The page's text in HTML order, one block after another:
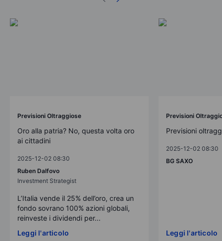
Previsioni Oltraggiose
Oro alla patria? No, questa volta oro
ai cittadini
2025-12-02 08:30
Ruben Dalfovo
Investment Strategist
L’Italia vende il 25% dell’oro, crea un
fondo sovrano 100% azioni globali,
reinveste i dividendi per...
Leggi l'articolo
Previsioni
Previsioni
2025-12-02 08:30
BG SAXO
Leggi l'articolo